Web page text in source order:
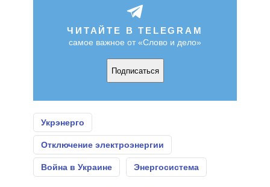
ЧИТАЙТЕ В TELEGRAM
самое важное от «Слово и дело»
Подписаться
Укрэнерго
Отключение электроэнергии
Война в Украине Энергосистема